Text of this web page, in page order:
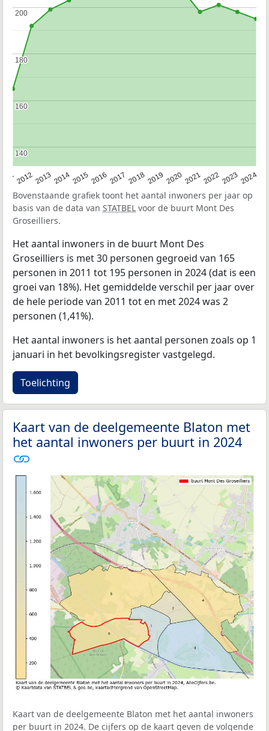
201220132014201520162017 20182019 20202021202220232024
140
140
160
160
180
180
200
200
Bovenstaande grafiek toont het aantal inwoners per jaar op
basis van de data van STATBEL voor de buurt Mont Des
Groseilliers.
Het aantal inwoners in de buurt Mont Des
Groseilliers is met 30 personen gegroeid van 165
personen in 2011 tot 195 personen in 2024 (dat is een
groei van 18%). Het gemiddelde verschil per jaar over
de hele periode van 2011 tot en met 2024 was 2
personen (1,41%).
Het aantal inwoners is het aantal personen zoals op 1
januari in het bevolkingsregister vastgelegd.
Toelichting
Kaart van de deelgemeente Blaton met
het aantal inwoners per buurt in 2024
Kaart van de deelgemeente Blaton met het aantal inwoners
per buurt in 2024. De cijfers op de kaart geven de volgende